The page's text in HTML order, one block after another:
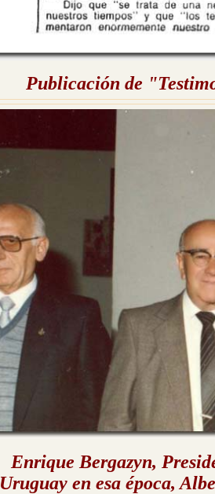
Publicación de
Enrique Bergazyn,
Uruguay en esa época,